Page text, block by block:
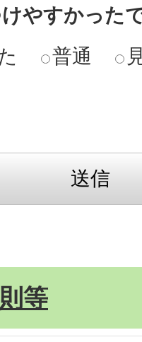
やすかった
普通
等